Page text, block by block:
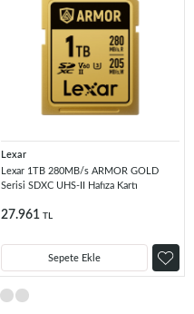
Lexar
Lexar 1TB 280MB/s ARMOR GOLD
Serisi SDXC UHS-II Hafıza Kartı
27.961 TL
Sepete Ekle